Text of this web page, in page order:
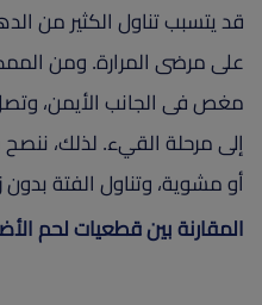
قد يتسبب تناول الكثير من
على مرضى المرارة. ومن
مغص فى الجانب الأيمن،
إلى مرحلة القيء. لذلك،
أو مشوية، وتناول الفتة
المقارنة بين قطعيات لحم